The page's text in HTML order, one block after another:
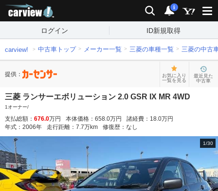
検索 通知
i
ログイン ID新規取得
carview! 中古車トップ メーカー一覧 三菱の車種一覧 三菱の中古
提供：
お気に入り
一覧を見る
最近見た
中古車
三菱 ランサーエボリューション 2.0 GSR IX MR 4WD
1オーナー/
支払総額： 676.0万円 本体価格： 658.0万円 諸経費： 18.0万円
年式： 2006年 走行距離： 7.7万km 修復歴： なし
1/30